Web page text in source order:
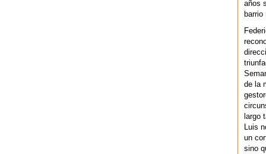
años
de la
largo
Luis
un
sino